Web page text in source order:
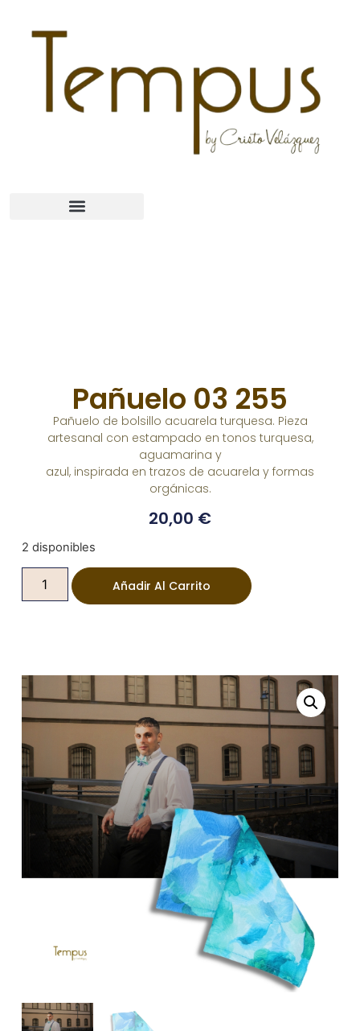
Pañuelo 03 255
Pañuelo de bolsillo acuarela turquesa. Pieza
artesanal con estampado en tonos turquesa,
aguamarina y
azul, inspirada en trazos de acuarela y formas
orgánicas.
20,00 €
2 disponibles
Añadir Al Carrito